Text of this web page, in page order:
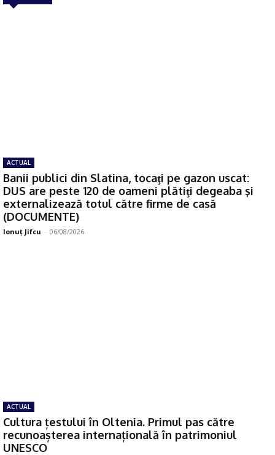
ACTUAL
Banii publici din Slatina, tocaţi pe gazon uscat:
DUS are peste 120 de oameni plătiţi degeaba şi
externalizează totul către firme de casă
(DOCUMENTE)
Ionuţ Jifcu - 06/08/2026
ACTUAL
Cultura țestului în Oltenia. Primul pas către
recunoașterea internațională în patrimoniul
UNESCO